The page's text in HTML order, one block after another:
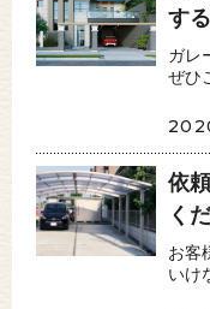
す
ガレ
ぜひ
依
く
お客
いけ